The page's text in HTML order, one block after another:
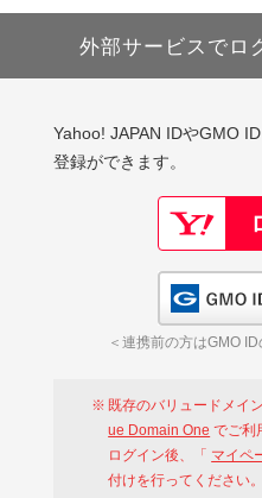
外部サービスでロ
Yahoo! JAPAN IDやGMO
登録ができます。
＜連携前の方はGMO
既存のバリュードメイ
ue Domain One でご利
ログイン後、「 マイペ
付けを行ってください。